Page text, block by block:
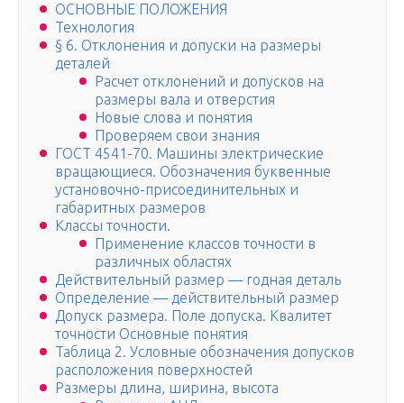
ОСНОВНЫЕ ПОЛОЖЕНИЯ
Технология
§ 6. Отклонения и допуски на размеры
деталей
Расчет отклонений и допусков на
размеры вала и отверстия
Новые слова и понятия
Проверяем свои знания
ГОСТ 4541-70. Машины электрические
вращающиеся. Обозначения буквенные
установочно-присоединительных и
габаритных размеров
Классы точности.
Применение классов точности в
различных областях
Действительный размер — годная деталь
Определение — действительный размер
Допуск размера. Поле допуска. Квалитет
точности Основные понятия
Таблица 2. Условные обозначения допусков
расположения поверхностей
Размеры длина, ширина, высота